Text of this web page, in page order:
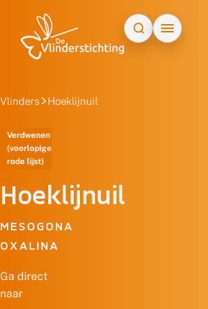
Vlinders Hoeklijnuil
Verdwenen
(voorlopige
rode lijst)
Hoeklijnuil
MESOGONA
OXALINA
Ga direct
naar